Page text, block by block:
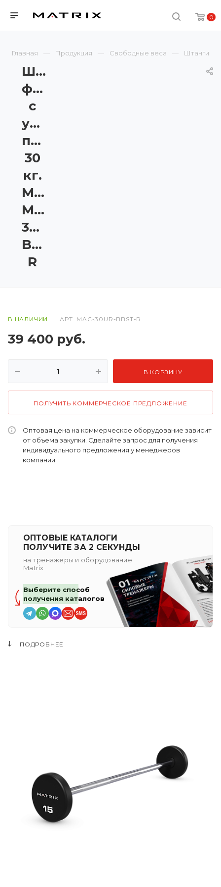
0
Главная Продукция Свободные веса Штанги
Штанга
фиксированная
с
уретановым
покрытием
30
кг.
Matrix
MAC-
30UR-
BBST-
R
В НАЛИЧИИ АРТ. MAC-30UR-BBST-R
39 400 руб.
В КОРЗИНУ
ПОЛУЧИТЬ КОММЕРЧЕСКОЕ ПРЕДЛОЖЕНИЕ
Оптовая цена на коммерческое оборудование зависит
от объема закупки. Сделайте запрос для получения
индивидуального предложения у менеджеров
компании.
ОПТОВЫЕ КАТАЛОГИ
ПОЛУЧИТЕ ЗА 2 СЕКУНДЫ
на тренажеры и оборудование
Matrix
Выберите способ
получения каталогов
ПОДРОБНЕЕ